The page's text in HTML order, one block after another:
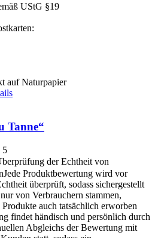
UStG §19
auf Naturpapier
Tanne“
5
der Echtheit von
Jede Produktbewertung wird vor
überprüft, sodass sichergestellt
von Verbrauchern stammen,
auch tatsächlich erworben
findet händisch und persönlich durch
Abgleichs der Bewertung mit